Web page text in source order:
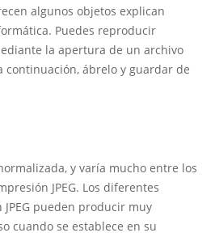
algunos objetos explican
Puedes reproducir
la apertura de un archivo
continuación, ábrelo y guardar de
y varía mucho entre los
JPEG. Los diferentes
pueden producir muy
cuando se establece en su